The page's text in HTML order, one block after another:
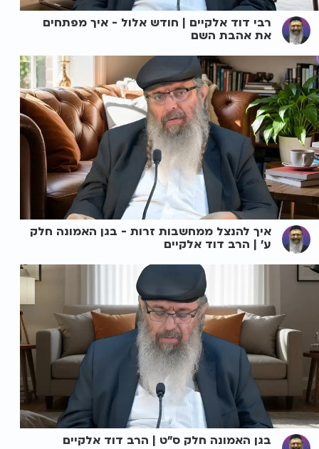
רבי דוד אלקיים | חודש אלול - איך מפתחים
את אהבת השם
איך להנצל ממחשבות זרות - בגן האמונה חלק
ע' | הרב דוד אלקיים
בגן האמונה חלק ס"ט | הרב דוד אלקיים